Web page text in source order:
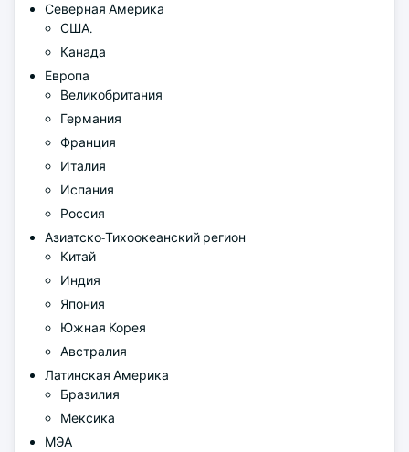
Северная Америка
США.
Канада
Европа
Великобритания
Германия
Франция
Италия
Испания
Россия
Азиатско-Тихоокеанский регион
Китай
Индия
Япония
Южная Корея
Австралия
Латинская Америка
Бразилия
Мексика
МЭА